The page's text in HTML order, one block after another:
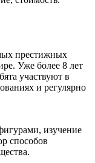
престижных
Уже более 8 лет
участвуют в
и регулярно
изучение
способов